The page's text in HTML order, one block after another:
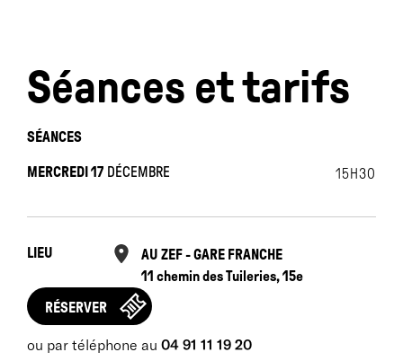
Séances et tarifs
SÉANCES
MERCREDI 17 DÉCEMBRE 15H30
LIEU
AU ZEF - GARE FRANCHE
11 chemin des Tuileries, 15e
RÉSERVER
ou par téléphone au 04 91 11 19 20